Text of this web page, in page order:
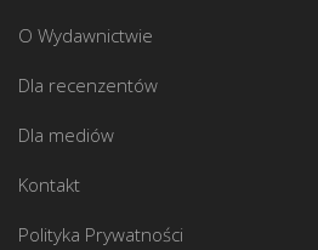
O Wydawnictwie
Dla recenzentów
Dla mediów
Kontakt
Polityka Prywatności